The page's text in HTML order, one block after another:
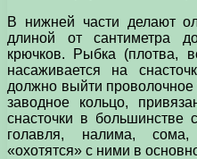
В нижней части делают
длиной от сантиметра
крючков. Рыбка (плотва,
насаживается на
должно выйти проволочное
заводное кольцо,
снасточки в большинстве
голавля, налима,
«охотятся» с ними в